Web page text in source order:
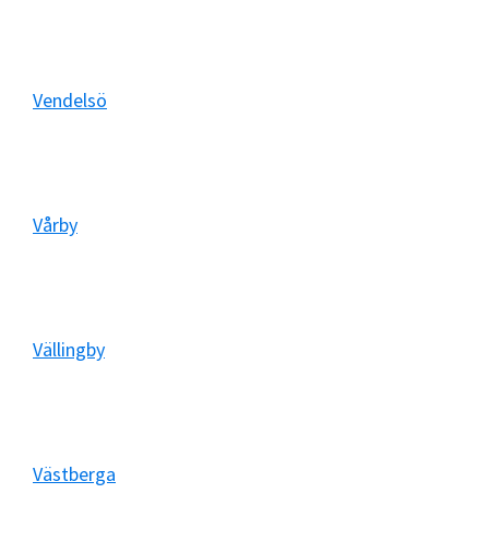
Vendelsö
Vårby
Vällingby
Västberga